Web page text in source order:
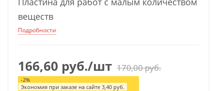
веществ
Подробности
166,60 руб./шт 170,00руб.
-2%
Экономия при заказе на сайте 3,40 руб.